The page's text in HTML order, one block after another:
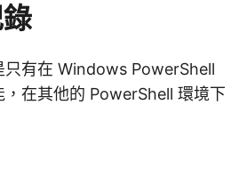
只有在 Windows PowerShell
在其他的 PowerShell 環境下